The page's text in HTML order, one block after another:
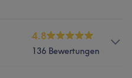
4.8
136 Bewertungen